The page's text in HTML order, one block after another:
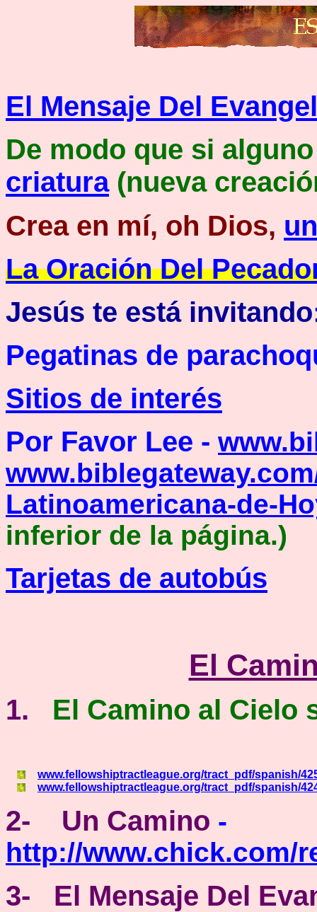
El Mensaje Del
De modo que si
criatura(nueva
Crea en mí, oh Dios,
La Oración Del
Jesús te está
Pegatinas de
Sitios de interés
Por Favor Lee -
Latinoamericana-de-
inferior de la página.)
Tarjetas de autobús
El
1. El Camino al Cielo
www.fellowshiptractleague.org/tract_pdf/spanish/
www.fellowshiptractleague.org/tract_pdf/spanish/
2- Un Camino -
http://www.chick.com/
3- El Mensaje Del